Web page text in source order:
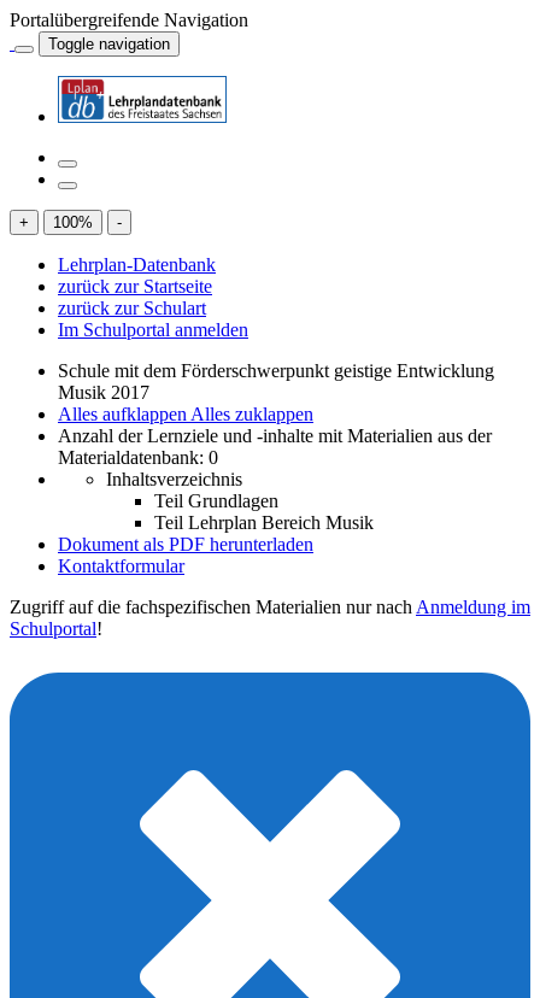
Portalübergreifende Navigation
Toggle navigation
+ 100% -
Lehrplan-Datenbank
zurück zur Startseite
zurück zur Schulart
Im Schulportal anmelden
Schule mit dem Förderschwerpunkt geistige Entwicklung
Musik 2017
Alles aufklappen Alles zuklappen
Anzahl der Lernziele und -inhalte mit Materialien aus der
Materialdatenbank: 0
Inhaltsverzeichnis
Teil Grundlagen
Teil Lehrplan Bereich Musik
Dokument als PDF herunterladen
Kontaktformular
Zugriff auf die fachspezifischen Materialien nur nach Anmeldung im
Schulportal!